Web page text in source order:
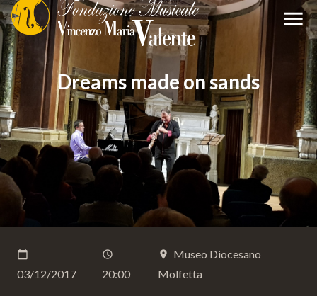
menu
Dreams made on sands
calendar_today
03/12/2017
schedule
20:00
place
Museo Diocesano
Molfetta